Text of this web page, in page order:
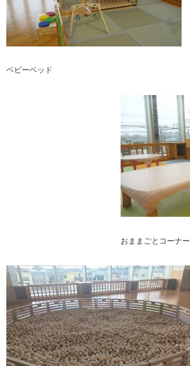
ベビーベッド
おままごとコーナー